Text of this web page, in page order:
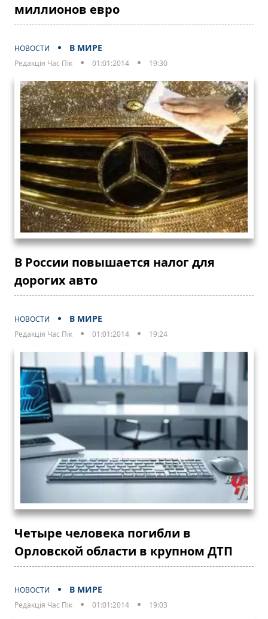
миллионов евро
НОВОСТИ В МИРЕ
Редакція Час Пік 01:01:2014 19:30
В России повышается налог для
дорогих авто
НОВОСТИ В МИРЕ
Редакція Час Пік 01:01:2014 19:24
Четыре человека погибли в
Орловской области в крупном ДТП
НОВОСТИ В МИРЕ
Редакція Час Пік 01:01:2014 19:03